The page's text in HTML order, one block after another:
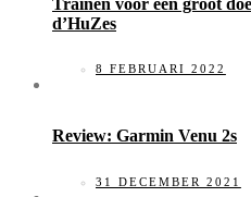
d’HuZes
8 FEBRUARI 2022
Review: Garmin Venu 2s
31 DECEMBER 2021